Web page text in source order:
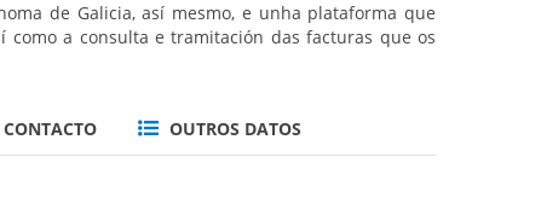
de Galicia, así mesmo, e unha plataforma que
a consulta e tramitación das facturas que os
CONTACTO OUTROS DATOS